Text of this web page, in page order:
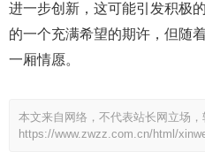
进一步创新，这可能引发积极
的一个充满希望的期许，但随
一厢情愿。
本文来自网络，不代表站长网立场，
https://www.zwzz.com.cn/html/